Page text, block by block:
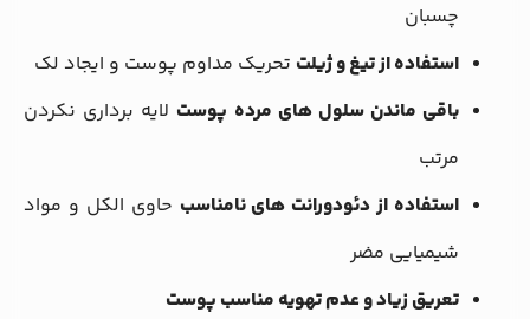
چسبان
استفاده از تیغ و ژیلت تحریک مداوم پوست و ایجاد لک
باقی ماندن سلول های مرده پوست لایه برداری نکردن
مرتب
استفاده از دئودورانت های نامناسب حاوی الکل و مواد
شیمیایی مضر
تعریق زیاد و عدم تهویه مناسب پوست